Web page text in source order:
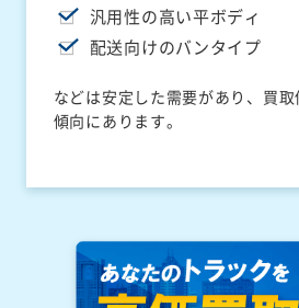
汎用性の高い平ボディ
配送向けのバンタイプ
などは安定した需要があり、買
傾向にあります。